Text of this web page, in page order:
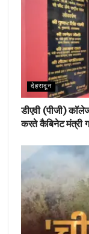
देहरादून
डीएवी (पीजी)
करते कैबिनेट मंत्री